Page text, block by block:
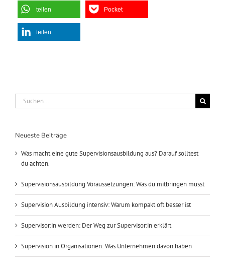
teilen Pocket
teilen
Suche
nach:
Neueste Beiträge
Was macht eine gute Supervisionsausbildung aus? Darauf solltest
du achten.
Supervisionsausbildung Voraussetzungen: Was du mitbringen musst
Supervision Ausbildung intensiv: Warum kompakt oft besser ist
Supervisor:in werden: Der Weg zur Supervisor:in erklärt
Supervision in Organisationen: Was Unternehmen davon haben